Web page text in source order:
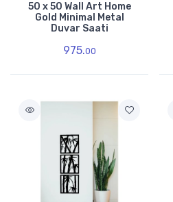
50 x 50 Wall Art Home
Gold Minimal Metal
Duvar Saati
975.00